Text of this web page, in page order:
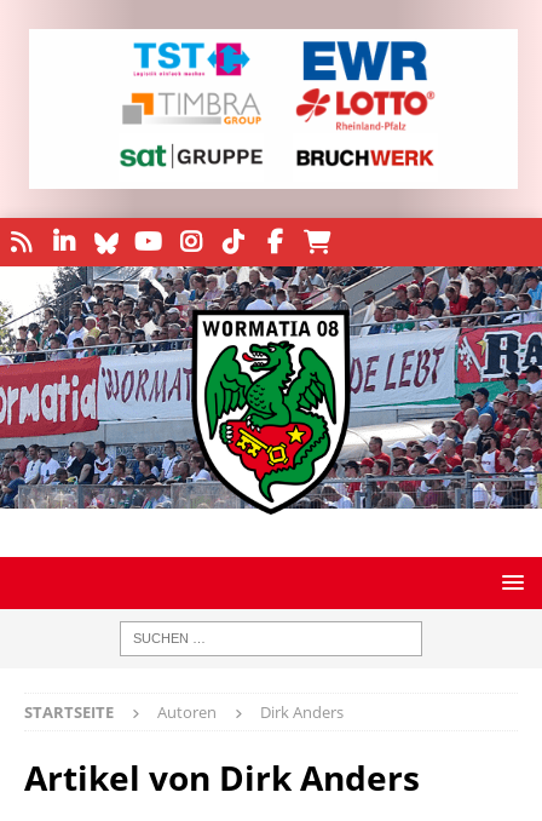
STARTSEITE Autoren Dirk Anders
Artikel von Dirk Anders